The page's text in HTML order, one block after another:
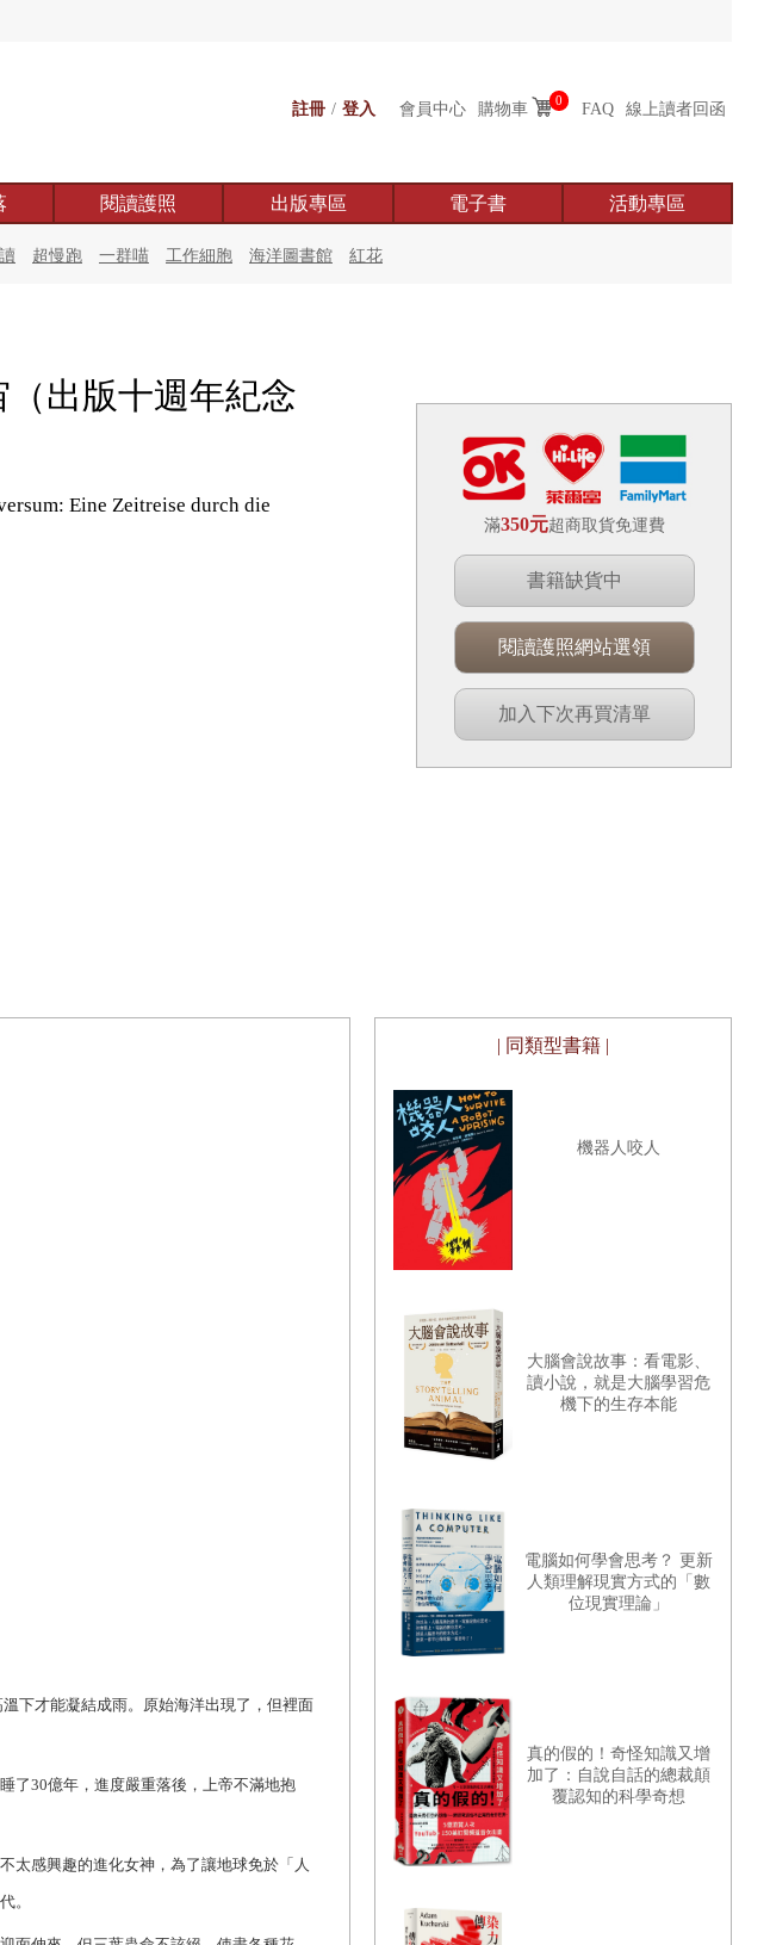
註冊 / 登入 會員中心 購物車 0 FAQ 線上讀者回函
閱讀護照 出版專區 電子書 活動專區
超慢跑 一群喵 工作細胞 海洋圖書館 紅花
出版十週年紀念
Eine Zeitreise durch die
滿350元超商取貨免運費
書籍缺貨中
閱讀護照網站選領
加入下次再買清單
下才能凝結成雨。原始海洋出現了，但裡面
了30億年，進度嚴重落後，上帝不滿地抱
太感興趣的進化女神，為了讓地球免於「人
。
| 同類型書籍 |
機器人咬人
大腦會說故事：看電影、
讀小說，就是大腦學習危
機下的生存本能
電腦如何學會思考？ 更新
人類理解現實方式的「數
位現實理論」
真的假的！奇怪知識又增
加了：自說自話的總裁顛
覆認知的科學奇想